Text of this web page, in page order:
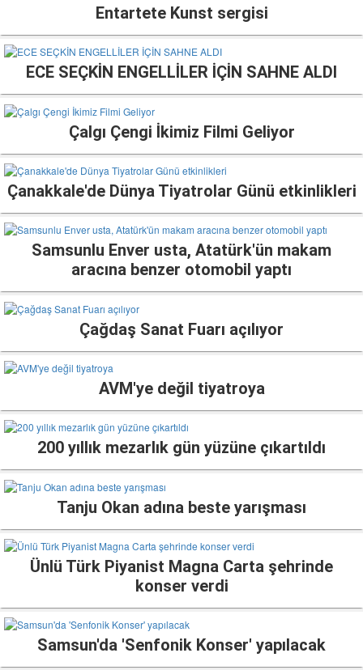
Entartete Kunst sergisi
ECE SEÇKİN ENGELLİLER İÇİN SAHNE ALDI
Çalgı Çengi İkimiz Filmi Geliyor
Çanakkale'de Dünya Tiyatrolar Günü etkinlikleri
Samsunlu Enver usta, Atatürk'ün makam
aracına benzer otomobil yaptı
Çağdaş Sanat Fuarı açılıyor
AVM'ye değil tiyatroya
200 yıllık mezarlık gün yüzüne çıkartıldı
Tanju Okan adına beste yarışması
Ünlü Türk Piyanist Magna Carta şehrinde
konser verdi
Samsun'da 'Senfonik Konser' yapılacak